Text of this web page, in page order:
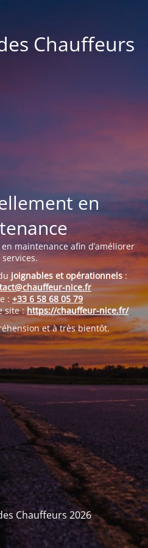
Chauffeurs
en
maintenance afin d’améliorer
services.
joignables et opérationnels:
nice.fr
: +33 6 58 68 05 79
site :https://chauffeur-nice.fr/
et à très bientôt.
Chauffeurs 2026